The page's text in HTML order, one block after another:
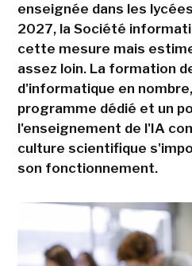
enseignée dans les
2027, la Société
cette mesure mais
assez loin. La formation
d'informatique en
programme dédié et un
l'enseignement de l'IA
culture scientifique
son fonctionnement.